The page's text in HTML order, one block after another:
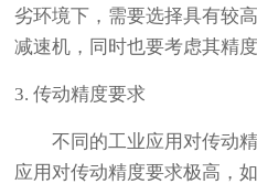
劣环境下，需要选择具有较
减速机，同时也要考虑其精
3. 传动精度要求
不同的工业应用对传动
应用对传动精度要求极高，